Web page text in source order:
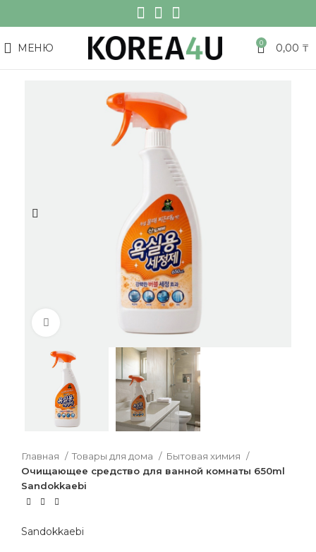
МЕНЮ 0 0,00 ₸
Главная Товары для дома
Бытовая химия
Очищающее средство для ванной комнаты 650ml
Sandokkaebi
Sandokkaebi